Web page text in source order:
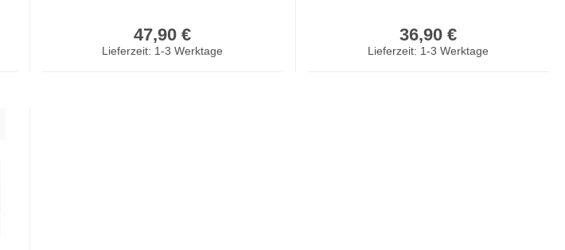
47,90 €
Lieferzeit: 1-3 Werktage
36,90 €
Lieferzeit: 1-3 Werktage